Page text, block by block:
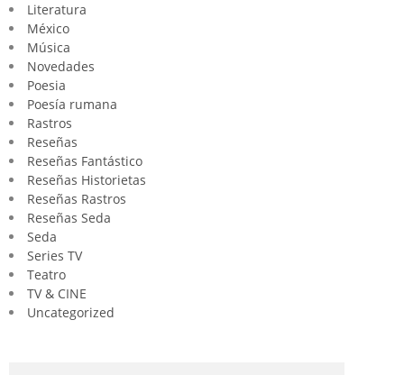
Literatura
México
Música
Novedades
Poesia
Poesía rumana
Rastros
Reseñas
Reseñas Fantástico
Reseñas Historietas
Reseñas Rastros
Reseñas Seda
Seda
Series TV
Teatro
TV & CINE
Uncategorized